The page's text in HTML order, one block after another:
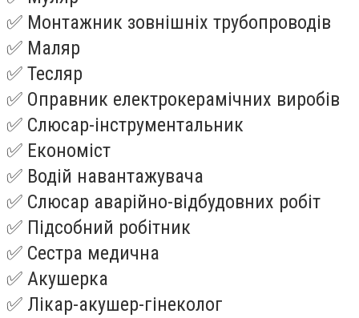
✅ Монтажник зовнішніх трубопроводів
✅ Маляр
✅ Тесляр
✅ Оправник електрокерамічних виробів
✅ Слюсар-інструментальник
✅ Економіст
✅ Водій навантажувача
✅ Слюсар аварійно-відбудовних робіт
✅ Підсобний робітник
✅ Сестра медична
✅ Акушерка
✅ Лікар-акушер-гінеколог